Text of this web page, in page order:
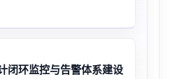
闭环监控与告警体系建设